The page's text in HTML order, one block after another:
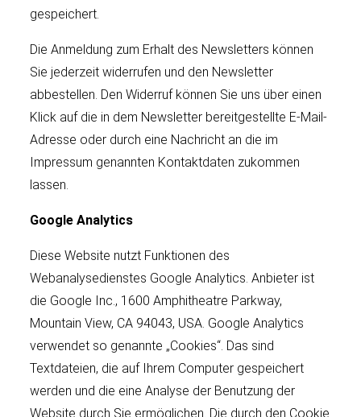
gespeichert.
Die Anmeldung zum Erhalt des Newsletters können
Sie jederzeit widerrufen und den Newsletter
abbestellen. Den Widerruf können Sie uns über einen
Klick auf die in dem Newsletter bereitgestellte E-Mail-
Adresse oder durch eine Nachricht an die im
Impressum genannten Kontaktdaten zukommen
lassen.
Google Analytics
Diese Website nutzt Funktionen des
Webanalysedienstes Google Analytics. Anbieter ist
die Google Inc., 1600 Amphitheatre Parkway,
Mountain View, CA 94043, USA. Google Analytics
verwendet so genannte „Cookies“. Das sind
Textdateien, die auf Ihrem Computer gespeichert
werden und die eine Analyse der Benutzung der
Website durch Sie ermöglichen. Die durch den Cookie